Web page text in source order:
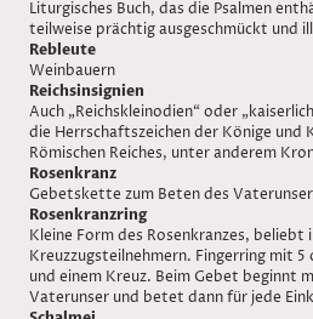
Liturgisches Buch, das die Psalmen
teilweise prächtig ausgeschmückt und
Rebleute
Weinbauern
Reichsinsignien
Auch „Reichskleinodien“ oder
die Herrschaftszeichen der Könige und
Römischen Reiches, unter anderem
Rosenkranz
Gebetskette zum Beten des
Rosenkranzring
Kleine Form des Rosenkranzes,
Kreuzzugsteilnehmern. Fingerring mit
und einem Kreuz. Beim Gebet beginnt
Vaterunser und betet dann für jede